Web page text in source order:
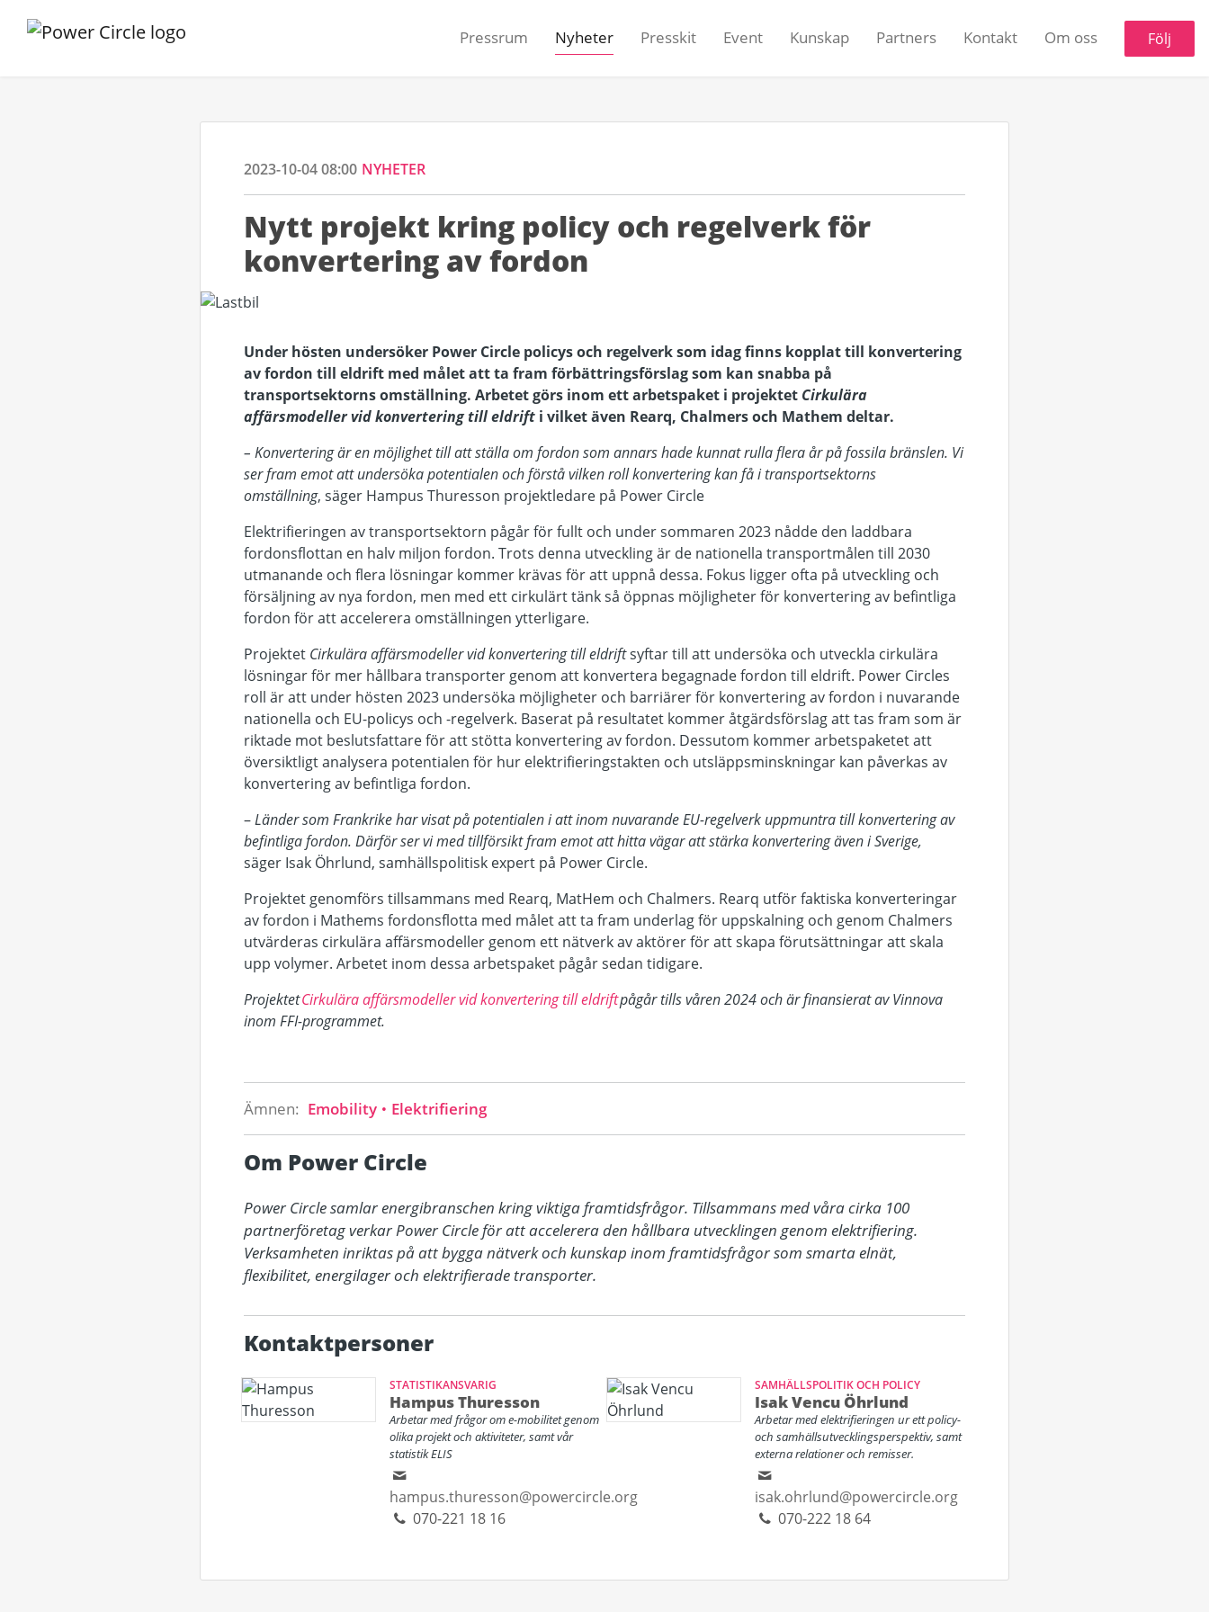
Pressrum Nyheter Presskit Event Kunskap Partners Kontakt Om oss Följ
2023-10-04 08:00 NYHETER
Nytt projekt kring policy och regelverk för
konvertering av fordon
Under hösten undersöker Power Circle policys och regelverk som idag finns kopplat till konvertering
av fordon till eldrift med målet att ta fram förbättringsförslagsom kan snabba på
transportsektorns omställning. Arbetet görs inom ett arbetspaket i projektet Cirkulära
affärsmodeller vid konvertering till eldrift i vilket även Rearq, Chalmers och Mathem deltar.
– Konvertering är en möjlighet till att ställa om fordon som annars hade kunnat rulla flera år på fossila bränslen. Vi
ser fram emot att undersökapotentialenoch förstå vilkenroll konverteringkan få i transportsektorns
omställning, säger Hampus Thuresson projektledare på Power Circle
Elektrifieringen av transportsektorn pågår för fullt och under sommaren 2023 nådde den laddbara
fordonsflottan en halv miljon fordon. Trots denna utveckling är de nationella transportmålen till 2030
utmanande och flera lösningar kommer krävas för att uppnå dessa. Fokus ligger ofta på utveckling och
försäljningav nya fordon, men med ett cirkulärt tänk så öppnas möjligheter för konvertering av befintliga
fordon för att accelerera omställningen ytterligare.
Projektet Cirkulära affärsmodeller vid konvertering till eldriftsyftar till att undersöka och utveckla cirkulära
lösningar för mer hållbara transporter genom att konvertera begagnade fordon till eldrift. Power Circles
roll är att under hösten 2023 undersöka möjligheter och barriärer för konvertering av fordon i nuvarande
nationella och EU-policys och -regelverk. Baserat på resultatet kommeråtgärdsförslag att tas fram som är
riktade mot beslutsfattare för att stötta konvertering av fordon. Dessutom kommer arbetspaketet att
översiktligt analysera potentialen för hur elektrifieringstakten och utsläppsminskningar kan påverkas av
konverteringav befintliga fordon.
–Länder som Frankrike har visat på potentialeniatt inom nuvarandeEU-regelverk uppmuntratill konvertering av
befintliga fordon. Därför ser vi med tillförsikt fram emot att hitta vägar att stärka konvertering äveni Sverige,
säger Isak Öhrlund, samhällspolitisk expert på Power Circle.
Projektet genomförs tillsammans med Rearq, MatHem och Chalmers. Rearq utför faktiska konverteringar
av fordon i Mathems fordonsflotta med målet att ta fram underlag för uppskalning och genom Chalmers
utvärderas cirkulära affärsmodeller genom ett nätverk av aktörer för att skapa förutsättningar att skala
upp volymer. Arbetet inom dessa arbetspaket pågår sedan tidigare.
ProjektetCirkulära affärsmodeller vid konvertering till eldriftpågår tills våren 2024 och är finansierat av Vinnova
inom FFI-programmet.
Ämnen: Emobility Elektrifiering
Om Power Circle
Power Circle samlar energibranschen kring viktiga framtidsfrågor. Tillsammans med våra cirka 100
partnerföretag verkar Power Circle för att accelerera den hållbara utvecklingen genom elektrifiering.
Verksamheten inriktas på att bygga nätverk och kunskap inom framtidsfrågor som smarta elnät,
flexibilitet, energilager och elektrifierade transporter.
Kontaktpersoner
STATISTIKANSVARIG
Hampus Thuresson
Arbetar med frågor om e-mobilitet genom
olika projekt och aktiviteter, samt vår
statistik ELIS
hampus.thuresson@powercircle.org
070-221 18 16
SAMHÄLLSPOLITIK OCH POLICY
Isak Vencu Öhrlund
Arbetar med elektrifieringen ur ett policy-
och samhällsutvecklingsperspektiv, samt
externa relationer och remisser.
isak.ohrlund@powercircle.org
070-222 18 64